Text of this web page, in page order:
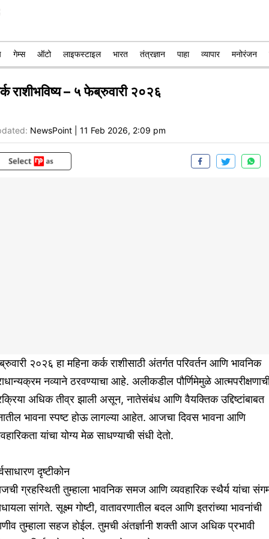
गेम्स ऑटो लाइफस्टाइल भारत तंत्रज्ञान पाहा व्यापार मनोरंजन
राशीभविष्य – ५ फेब्रुवारी २०२६
NewsPoint 11 Feb 2026, 2:09 pm
२०२६ हा महिना कर्क राशीसाठी अंतर्गत परिवर्तन आणि भावनिक
नव्याने ठरवण्याचा आहे. अलीकडील पौर्णिमेमुळे
अधिक तीव्र झाली असून, नातेसंबंध आणि वैयक्तिक उद्दिष्टांबाबत
भावना स्पष्ट होऊ लागल्या आहेत. आजचा दिवस भावना आणि
यांचा योग्य मेळ साधण्याची संधी देतो.
दृष्टीकोन
ग्रहस्थिती तुम्हाला भावनिक समज आणि व्यवहारिक स्थैर्य यांचा
सांगते. सूक्ष्म गोष्टी, वातावरणातील बदल आणि इतरांच्या भावनांची
तुम्हाला सहज होईल. तुमची अंतर्ज्ञानी शक्ती आज अधिक प्रभावी